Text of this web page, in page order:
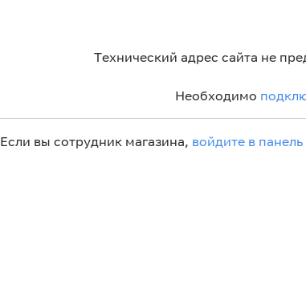
Технический адрес сайта не
Необходимо
Если вы сотрудник магазина, войдите в